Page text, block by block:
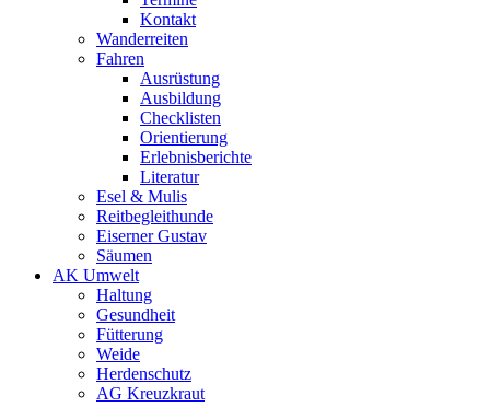
Kontakt
Wanderreiten
Fahren
Ausrüstung
Ausbildung
Checklisten
Orientierung
Erlebnisberichte
Literatur
Esel & Mulis
Reitbegleithunde
Eiserner Gustav
Säumen
AK Umwelt
Haltung
Gesundheit
Fütterung
Weide
Herdenschutz
AG Kreuzkraut